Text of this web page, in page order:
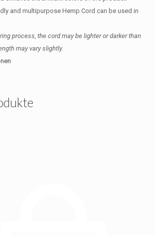
and multipurpose Hemp Cord can be used in
process, the cord may be lighter or darker than
may vary slightly.